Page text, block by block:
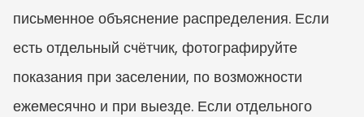
письменное объяснение распределения. Если
есть отдельный счётчик, фотографируйте
показания при заселении, по возможности
ежемесячно и при выезде. Если отдельного